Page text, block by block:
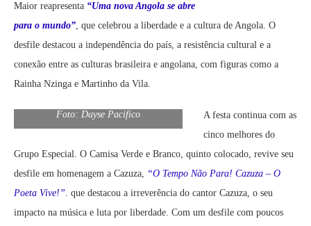
Maior reapresenta “Uma nova Angola se abre
para o mundo”, que celebrou a liberdade e a cultura de Angola. O
desfile destacou a independência do país, a resistência cultural e a
conexão entre as culturas brasileira e angolana, com figuras como a
Rainha Nzinga e Martinho da Vila.
Foto: Dayse Pacifico
A festa continua com as
cinco melhores do
Grupo Especial. O Camisa Verde e Branco, quinto colocado, revive seu
desfile em homenagem a Cazuza, “O Tempo Não Para! Cazuza – O
Poeta Vive!”. que destacou a irreverência do cantor Cazuza, o seu
impacto na música e luta por liberdade. Com um desfile com poucos